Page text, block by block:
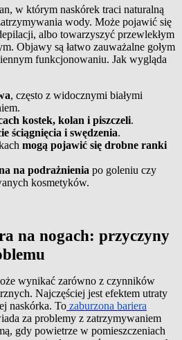
w którym naskórek traci naturalną
wody. Może pojawić się
albo towarzyszyć przewlekłym
Objawy są łatwo zauważalne gołym
funkcjonowaniu. Jak wygląda
, często z widocznymi białymi
kostek, kolan i piszczeli.
ściągnięcia i swędzenia.
mogą pojawić się drobne ranki
na podrażnienia po goleniu czy
kosmetyków.
na nogach: przyczyny
wynikać zarówno z czynników
Najczęściej jest efektem utraty
naskórka. To zaburzona bariera
za problemy z zatrzymywaniem
gdy powietrze w pomieszczeniach